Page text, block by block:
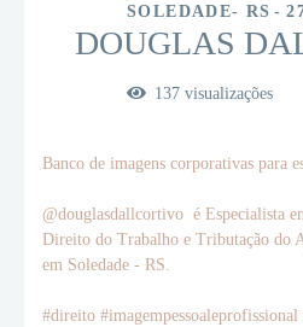
SOLEDADE- RS
DOUGLAS
137 visualizações
Banco de imagens corporativas para
@douglasdallcortivo é Especialista
Direito do Trabalho e Tributação do
em Soledade - RS.
#direito